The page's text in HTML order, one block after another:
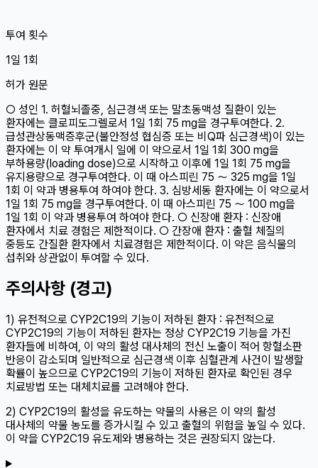
투여 횟수
1일 1회
허가 원문
○ 성인 1. 허혈뇌졸중, 심근경색 또는 말초동맥성 질환이 있는
환자에는 클로피도그렐로서 1일 1회 75 mg을 경구투여한다. 2.
급성관상동맥증후군(불안정성 협심증 또는 비Q파 심근경색)이 있는
환자에는 이 약 투여개시 일에 이 약으로서 1일 1회 300 mg을
부하용량(loading dose)으로 시작하고 이후에 1일 1회 75 mg을
유지용량으로 경구투여한다. 이 때 아스피린 75 ～ 325 mg을 1일
1회 이 약과 병용투여 하여야 한다. 3. 심방세동 환자에는 이 약으로서
1일 1회 75 mg을 경구투여한다. 이 때 아스피린 75 ～ 100 mg을
1일 1회 이 약과 병용투여 하여야 한다. ○ 신장애 환자 : 신장애
환자에서 치료 경험은 제한적이다. ○ 간장애 환자 : 출혈 체질의
중등도 간질환 환자에서 치료경험은 제한적이다. 이 약은 음식물의
섭취와 상관없이 투여할 수 있다.
주의사항 (경고)
1) 유전적으로 CYP2C19의 기능이 저하된 환자 : 유전적으로
CYP2C19의 기능이 저하된 환자는 정상 CYP2C19 기능을 가진
환자들에 비하여, 이 약의 활성 대사체의 전신 노출이 적어 항혈소판
반응이 감소되며 일반적으로 심근경색 이후 심혈관계 사건이 발생할
확률이 높으므로 CYP2C19의 기능이 저하된 환자로 확인된 경우
치료방법 또는 대체치료를 고려해야 한다.
2) CYP2C19의 활성을 유도하는 약물의 사용은 이 약의 활성
대사체의 약물 농도를 증가시킬 수 있고 출혈의 위험을 높일 수 있다.
이 약을 CYP2C19 유도제와 병용하는 것은 권장되지 않는다.